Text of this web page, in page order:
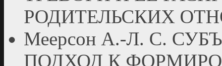
РОДИТЕЛЬСКИХ
Меерсон А.-Л. С.
ПОДХОД К